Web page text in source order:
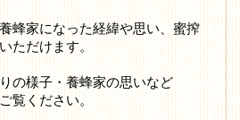
蜂家になった経緯や思い、蜜搾
ただけます。
の様子・養蜂家の思いなど
覧ください。